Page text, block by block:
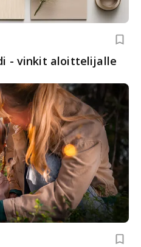
- vinkit aloittelijalle